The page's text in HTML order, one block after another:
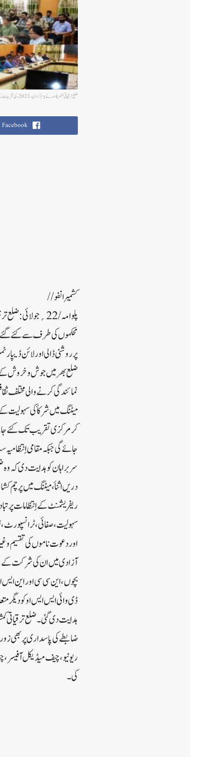
ضلع ترقیاتی کمشنر پلوامہ نے یوم آزادی ۔2023ء کی تقریبات کے اِنتظامات کا جائزہ لیا
Facebook
کشمیر انفو//
محکموں کی طرف سے کئے گئے
پر روشنی ڈالی اور لائن
ضلع بھر میں جوش و خروش کے
نمائندگی کرنے والی مختلف
میٹنگ میں شرکأکی سہولیت
کر مرکزی تقریب تک کئے
جائے گی جبکہ مقامی
سربراہان کو ہدایت دی کہ وہ
دریں اثنأ ، میٹنگ میں پرچم
ریفریشمنٹ کے اِنتظامات پر
سہولیت ، صفائی ، ٹرانسپورٹ
اور دعوت ناموں کی تقسیم
آزادی میں ان کی شرکت کے
بچوں ، این سی سی اور این ایس
ڈی وائی ایس ایس او کو دیگر
ہدایت دی گئی۔ضلع ترقیاتی
ضابطے کی پاسداری پر بھی
ریونیو ، چیف میڈیکل آفیسر
کی۔